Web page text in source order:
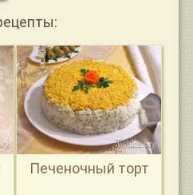
Печеночный торт